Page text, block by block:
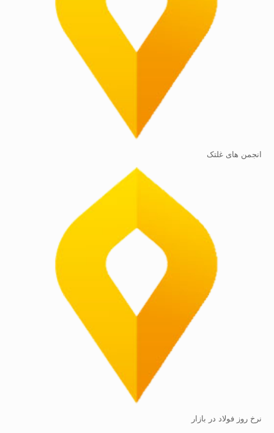
انجمن های غلتک
نرخ روز فولاد در بازار